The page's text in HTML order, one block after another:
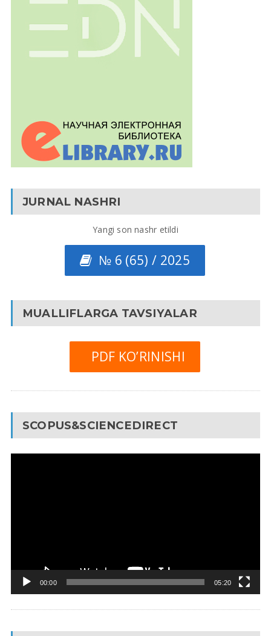
JURNAL NASHRI
Yangi son nashr etildi
№ 6 (65) / 2025
MUALLIFLARGA TAVSIYALAR
PDF KO’RINISHI
SCOPUS&SCIENCEDIRECT
00:00 05:20